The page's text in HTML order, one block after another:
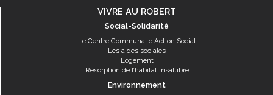
VIVRE AU ROBERT
Social-Solidarité
Le Centre Communal d'Action Social
Les aides sociales
Logement
Résorption de l’habitat insalubre
Environnement